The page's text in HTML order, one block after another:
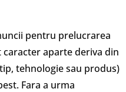
pentru prelucrarea
aparte deriva din
tehnologie sau produs)
Fara a urma